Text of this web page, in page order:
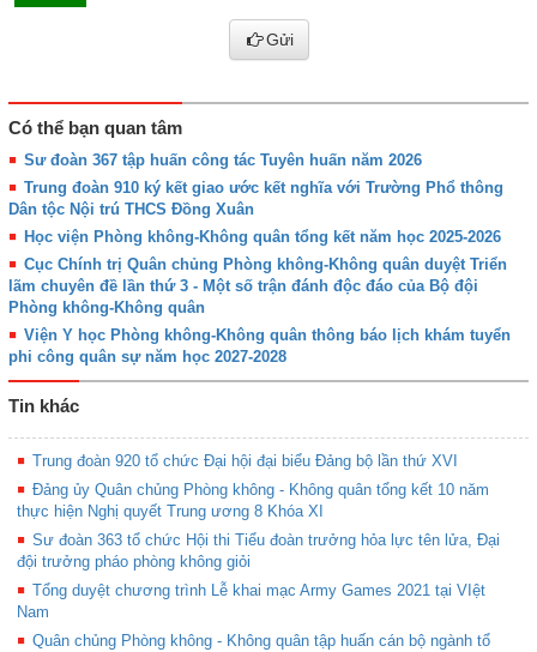
Gửi
Có thể bạn quan tâm
Sư đoàn 367 tập huấn công tác Tuyên huấn năm 2026
Trung đoàn 910 ký kết giao ước kết nghĩa với Trường Phổ thông
Dân tộc Nội trú THCS Đồng Xuân
Học viện Phòng không-Không quân tổng kết năm học 2025-2026
Cục Chính trị Quân chủng Phòng không-Không quân duyệt Triển
lãm chuyên đề lần thứ 3 - Một số trận đánh độc đáo của Bộ đội
Phòng không-Không quân
Viện Y học Phòng không-Không quân thông báo lịch khám tuyển
phi công quân sự năm học 2027-2028
Tin khác
Trung đoàn 920 tổ chức Đại hội đại biểu Đảng bộ lần thứ XVI
Đảng ủy Quân chủng Phòng không - Không quân tổng kết 10 năm
thực hiện Nghị quyết Trung ương 8 Khóa XI
Sư đoàn 363 tổ chức Hội thi Tiểu đoàn trưởng hỏa lực tên lửa, Đại
đội trưởng pháo phòng không giỏi
Tổng duyệt chương trình Lễ khai mạc Army Games 2021 tại VIệt
Nam
Quân chủng Phòng không - Không quân tập huấn cán bộ ngành tổ